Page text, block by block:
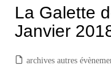
La Galette
Janvier
archives autres